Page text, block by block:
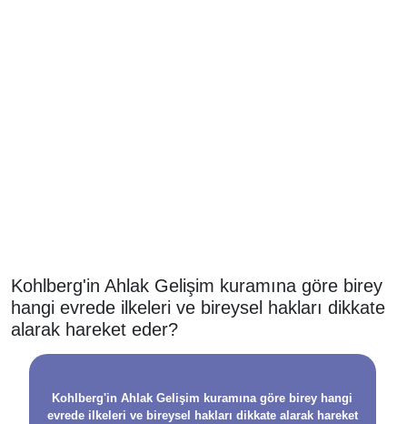
Kohlberg'in Ahlak Gelişim kuramına göre birey
hangi evrede ilkeleri ve bireysel hakları dikkate
alarak hareket eder?
Kohlberg'in Ahlak Gelişim kuramına göre birey hangi
evrede ilkeleri ve bireysel hakları dikkate alarak hareket